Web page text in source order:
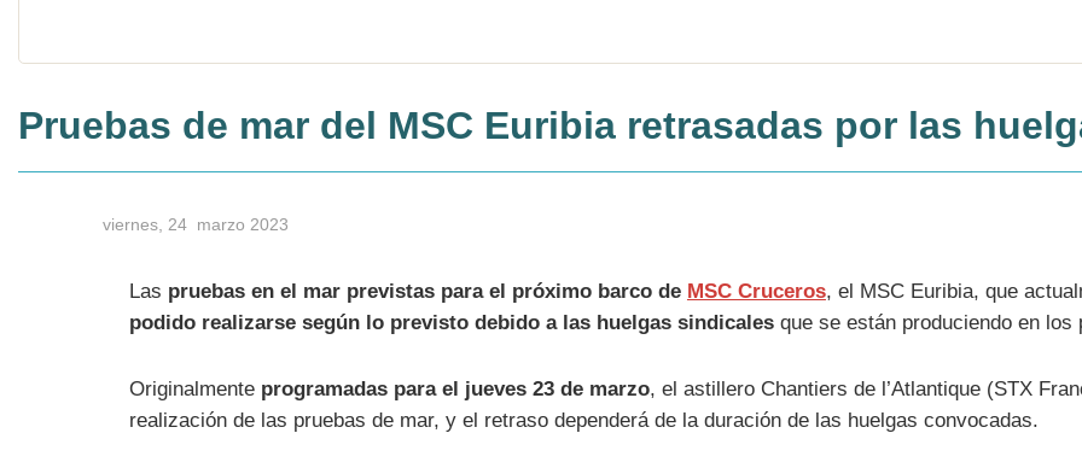
Pruebas de mar del MSC Euribia retrasadas por las
viernes, 24 marzo 2023
Las pruebas en el mar previstas para el próximo barco de MSC Cruceros, el MSC Euribia, que
podido realizarse según lo previsto debido a las huelgas sindicalesque se están produciendo en los
Originalmente programadas para el jueves 23 de marzo, el astillero Chantiers de l’Atlantique (STX
realización de las pruebas de mar, y el retraso dependerá de la duración de las huelgas convocadas.